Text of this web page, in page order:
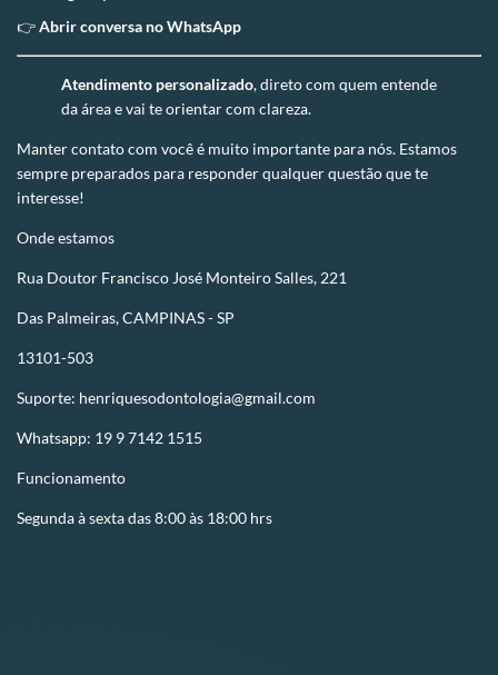
👉Abrir conversa no WhatsApp
Atendimento personalizado, direto com quem entende
da área e vai te orientar com clareza.
Manter contato com você é muito importante para nós. Estamos
sempre preparados para responder qualquer questão que te
interesse!
Onde estamos
Rua Doutor Francisco José Monteiro Salles, 221
Das Palmeiras, CAMPINAS - SP
13101-503
Suporte: henriquesodontologia@gmail.com
Whatsapp: 19 9 7142 1515
Funcionamento
Segunda à sexta das 8:00 às 18:00 hrs